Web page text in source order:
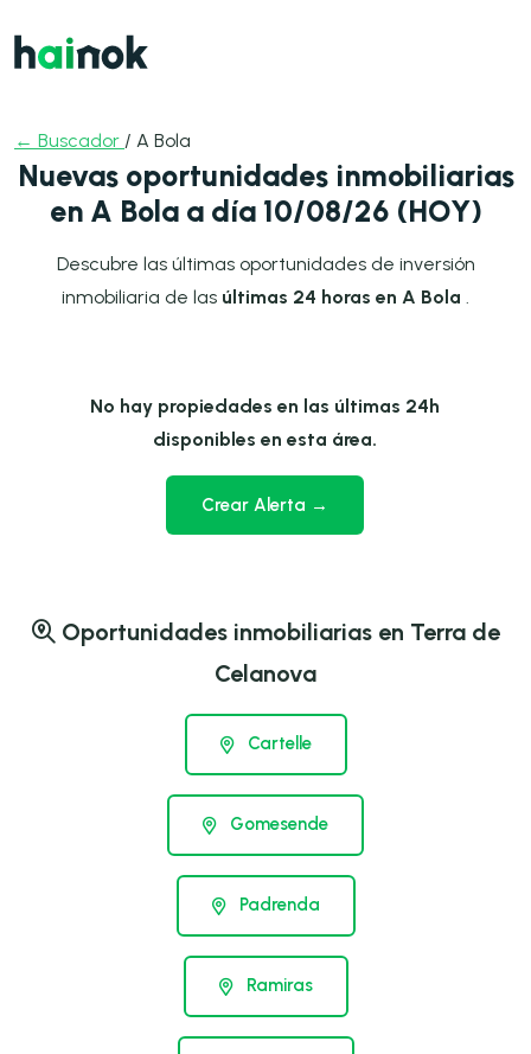
← Buscador / A Bola
Nuevas oportunidades inmobiliarias
en A Bola a día 10/08/26 (HOY)
Descubre las últimas oportunidades de inversión
inmobiliaria de las últimas 24 horas en A Bola
No hay propiedades en las últimas 24h
disponibles en esta área.
Crear Alerta →
Oportunidades inmobiliarias en Terra de
Celanova
Cartelle
Gomesende
Padrenda
Ramiras